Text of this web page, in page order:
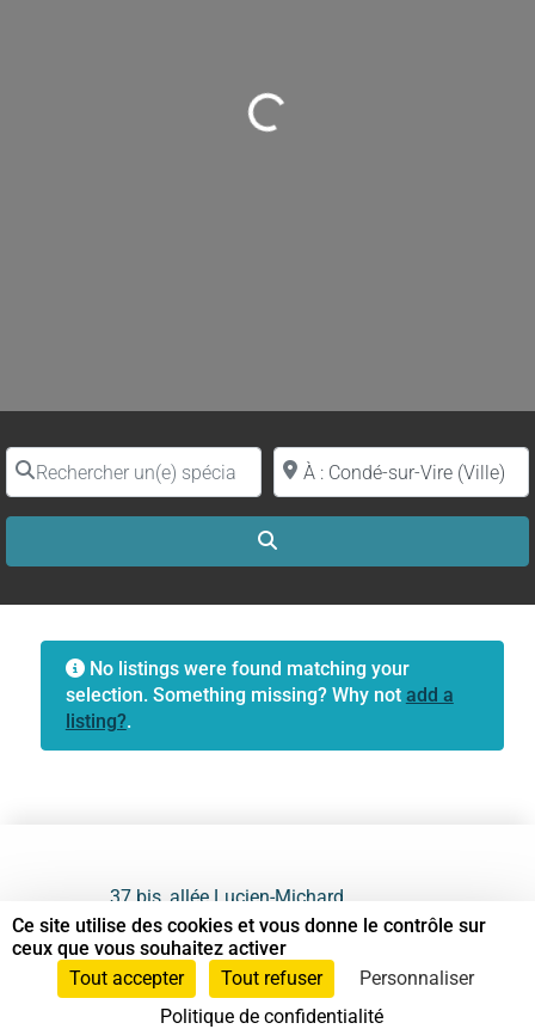
Loading...
Rechercher un(e) spécialiste par nomProche de (ville ou région)
No listings were found matching your
selection. Something missing? Why not add a
listing?.
37 bis, allée Lucien-Michard
93190 Livry-Gargan
06 61 87 28 09
Ce site utilise des cookies et vous donne le contrôle sur
ceux que vous souhaitez activer
Tout accepter
Tout refuser
Personnaliser
Politique de confidentialité